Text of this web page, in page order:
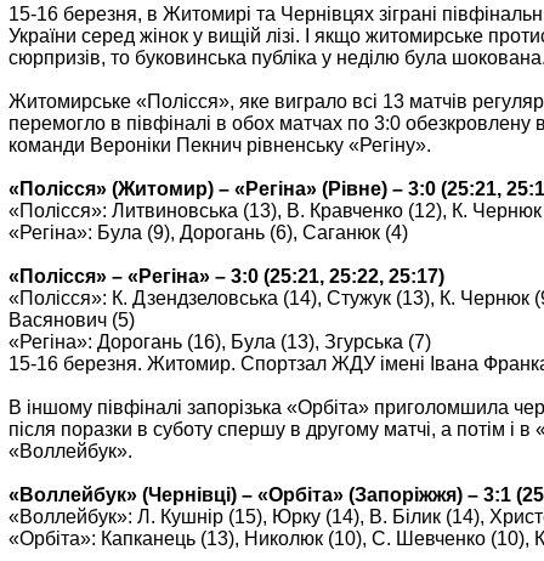
15-16 березня, в Житомирі та Чернівцях зіграні
України серед жінок у вищій лізі. І якщо житомирське
сюрпризів, то буковинська публіка у неділю була
Житомирське «Полісся», яке виграло всі 13 матчів
перемогло в півфіналі в обох матчах по 3:0 обезкровлену
команди Вероніки Пекнич рівненську «Регіну».
«Полісся» (Житомир) – «Регіна» (Рівне) – 3:0 (25:21,
«Полісся»: Литвиновська (13), В. Кравченко (12), К.
«Регіна»: Була (9), Дорогань (6), Саганюк (4)
«Полісся» – «Регіна» – 3:0 (25:21, 25:22, 25:17)
«Полісся»: К. Дзендзеловська (14), Стужук (13), К. Чернюк
Васянович (5)
«Регіна»: Дорогань (16), Була (13), Згурська (7)
15-16 березня. Житомир. Спортзал ЖДУ імені Івана
В іншому півфіналі запорізька «Орбіта» приголомшила
після поразки в суботу спершу в другому матчі, а потім і в
«Воллейбук».
«Воллейбук» (Чернівці) – «Орбіта» (Запоріжжя) – 3:1
«Воллейбук»: Л. Кушнір (15), Юрку (14), В. Білик (14),
«Орбіта»: Капканець (13), Николюк (10), С. Шевченко (10),